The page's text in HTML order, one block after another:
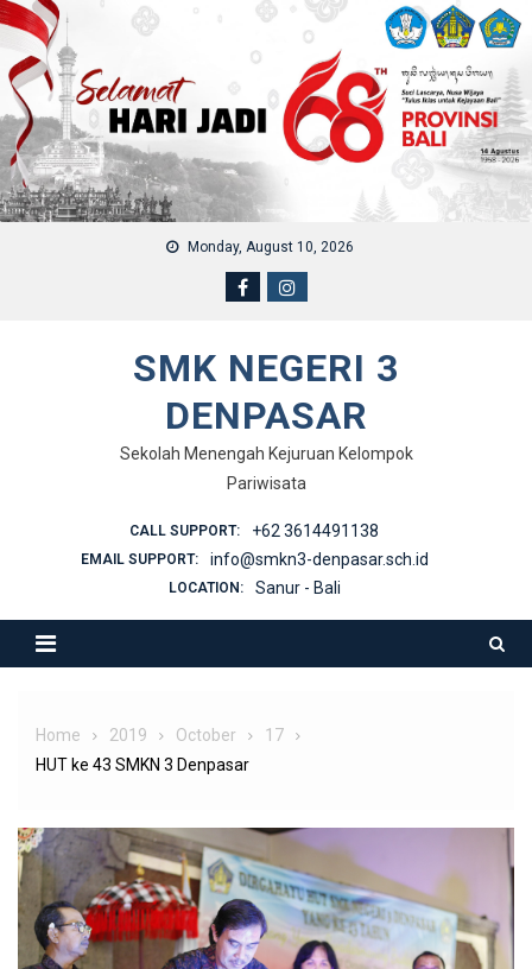
Skip to content
Monday, August 10, 2026
SMK NEGERI 3
DENPASAR
Sekolah Menengah Kejuruan Kelompok
Pariwisata
CALL SUPPORT: +62 3614491138
EMAIL SUPPORT: info@smkn3-denpasar.sch.id
LOCATION: Sanur - Bali
Home 2019 October
17
HUT ke 43 SMKN 3 Denpasar